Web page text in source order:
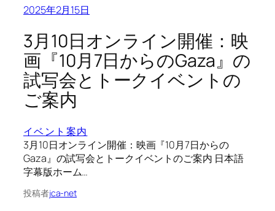
2025年2月15日
3月10日オンライン開催：映
画『10月7日からのGaza』の
試写会とトークイベントの
ご案内
イベント案内
3月10日オンライン開催：映画『10月7日からの
Gaza』の試写会とトークイベントのご案内 日本語
字幕版ホーム…
投稿者jca-net